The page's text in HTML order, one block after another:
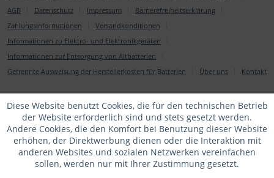
AGB
Datenschutz Impressum
Barrierefreiheitserklärung
Zahlungsinformationen
Versandkonditionen
Informationen zu Elektro- und Elektronikgeräten
Informationen zur Entsorgung von Altbatterien
Getrennte Ausweisung der Herstellerkosten für Batterien
Über uns Kontakt
Diese Website benutzt Cookies, die für den technischen Betrieb
der Website erforderlich sind und stets gesetzt werden.
Andere Cookies, die den Komfort bei Benutzung dieser Website
erhöhen, der Direktwerbung dienen oder die Interaktion mit
anderen Websites und sozialen Netzwerken vereinfachen
sollen, werden nur mit Ihrer Zustimmung gesetzt.